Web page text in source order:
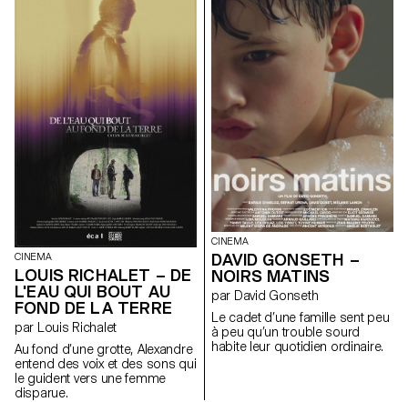
CINEMA
LOUIS RICHALET – DE
L'EAU QUI BOUT AU
FOND DE LA TERRE
par Louis Richalet
Au fond d’une grotte, Alexandre
entend des voix et des sons qui
le guident vers une femme
disparue.
CINEMA
DAVID GONSETH –
NOIRS MATINS
par David Gonseth
Le cadet d’une famille sent peu
à peu qu’un trouble sourd
habite leur quotidien ordinaire.